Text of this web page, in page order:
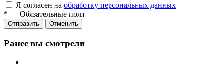
Я согласен на обработку персональных данных
* — Обязательные поля
Отменить
Ранее вы смотрели